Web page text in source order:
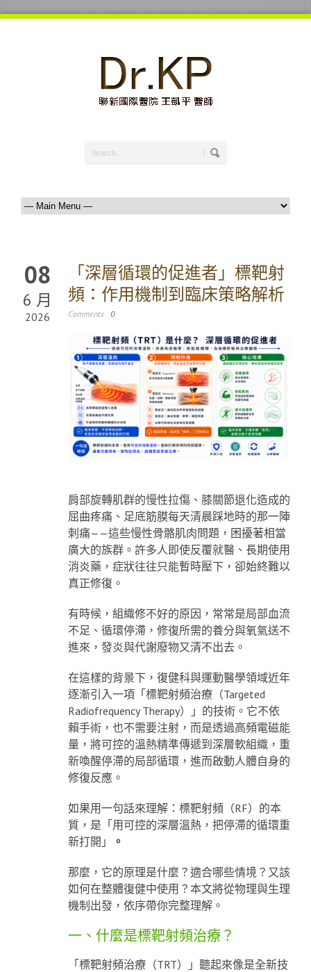
08
6 月
2026
「深層循環的促進者」標靶射
頻：作用機制到臨床策略解析
Comments : 0
肩部旋轉肌群的慢性拉傷、膝關節退化造成的
屈曲疼痛、足底筋膜每天清晨踩地時的那一陣
刺痛——這些慢性骨骼肌肉問題，困擾著相當
廣大的族群。許多人即使反覆就醫、長期使用
消炎藥，症狀往往只能暫時壓下，卻始終難以
真正修復。
有時候，組織修不好的原因，常常是局部血流
不足、循環停滯，修復所需的養分與氧氣送不
進來，發炎與代謝廢物又清不出去。
在這樣的背景下，復健科與運動醫學領域近年
逐漸引入一項「標靶射頻治療（Targeted
Radiofrequency Therapy）」的技術。它不依
賴手術，也不需要注射，而是透過高頻電磁能
量，將可控的溫熱精準傳遞到深層軟組織，重
新喚醒停滯的局部循環，進而啟動人體自身的
修復反應。
如果用一句話來理解：標靶射頻（RF）的本
質，是「用可控的深層溫熱，把停滯的循環重
新打開」
。
那麼，它的原理是什麼？適合哪些情境？又該
如何在整體復健中使用？本文將從物理與生理
機制出發，依序帶你完整理解。
一、什麼是標靶射頻治療？
「標靶射頻治療（TRT）」聽起來像是全新技